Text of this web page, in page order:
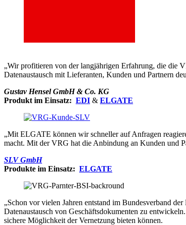
„Wir profitieren von der langjährigen Erfahrung, die die
Datenaustausch mit Lieferanten, Kunden und Partnern
Gustav Hensel GmbH & Co. KG
Produkt im Einsatz: EDI & ELGATE
„Mit ELGATE können wir schneller auf Anfragen
macht. Mit der VRG hat die Anbindung an Kunden und
SLV GmbH
Produkte im Einsatz: ELGATE
„Schon vor vielen Jahren entstand im Bundesverband
Datenaustausch von Geschäftsdokumenten zu
sichere Möglichkeit der Vernetzung bieten können.